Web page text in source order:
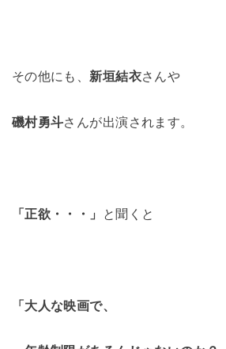
その他にも、 新垣結衣さんや
磯村勇斗さんが出演されます。
「正欲・・・」 と聞くと
「大人な映画で、